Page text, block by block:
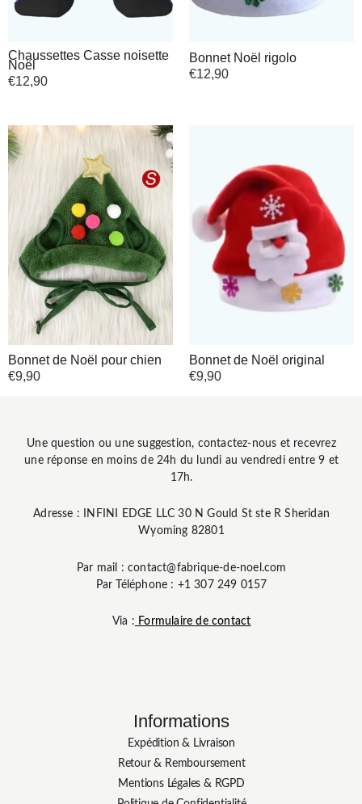
Chaussettes Casse noisette
Noël
€12,90
Bonnet Noël rigolo
€12,90
Bonnet de Noël pour chien
€9,90
Bonnet de Noël original
€9,90
Une question ou une suggestion, contactez-nous et recevrez
une réponse en moins de 24h du lundi au vendredi entre 9 et
17h.
Adresse : INFINI EDGE LLC 30 N Gould St ste R Sheridan
Wyoming 82801
Par mail : contact@fabrique-de-noel.com
Par Téléphone : +1 307 249 0157
Via : Formulaire de contact
Informations
Expédition & Livraison
Retour & Remboursement
Mentions Légales & RGPD